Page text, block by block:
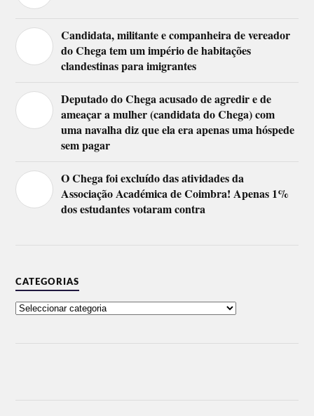
Candidata, militante e companheira de vereador
do Chega tem um império de habitações
clandestinas para imigrantes
Deputado do Chega acusado de agredir e de
ameaçar a mulher (candidata do Chega) com
uma navalha diz que ela era apenas uma hóspede
sem pagar
O Chega foi excluído das atividades da
Associação Académica de Coimbra! Apenas 1%
dos estudantes votaram contra
CATEGORIAS